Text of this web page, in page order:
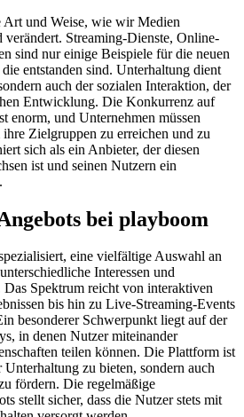
und Weise, wie wir Medien
verändert. Streaming-Dienste, Online-
sind nur einige Beispiele für die neuen
entstanden sind. Unterhaltung dient
auch der sozialen Interaktion, der
Entwicklung. Die Konkurrenz auf
enorm, und Unternehmen müssen
Zielgruppen zu erreichen und zu
sich als ein Anbieter, der diesen
ist und seinen Nutzern ein
bei playboom
eine vielfältige Auswahl an
Interessen und
Spektrum reicht von interaktiven
bis hin zu Live-Streaming-Events
besonderer Schwerpunkt liegt auf der
in denen Nutzer miteinander
teilen können. Die Plattform ist
zu bieten, sondern auch
fördern. Die regelmäßige
stellt sicher, dass die Nutzer stets mit